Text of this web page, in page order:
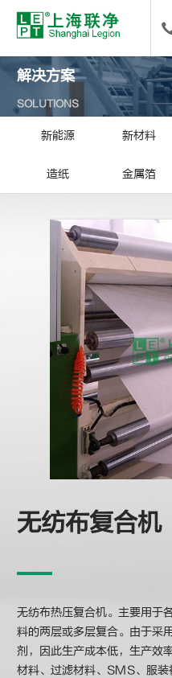
解决方案
SOLUTIONS
新能源 新材料
造纸 金属箔
无纺布复合机
无纺布热压复合机。主要用于
料的两层或多层复合。由于采
剂，因此生产成本低，生产效
材料、过滤材料、SMS、服装